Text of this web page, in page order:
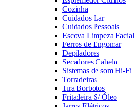
Cozinha
Cuidados Lar
Cuidados Pessoais
Escova Limpeza Facial
Ferros de Engomar
Depiladores
Secadores Cabelo
Sistemas de som Hi-Fi
Torradeiras
Tira Borbotos
Fritadeira S/ Óleo